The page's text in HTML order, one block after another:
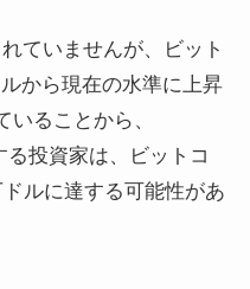
ていませんが、ビット
から現在の水準に上昇
ることから、
投資家は、ビットコ
ルに達する可能性があ